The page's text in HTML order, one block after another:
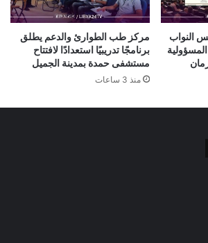
النواب
مركز طب الطوارئ والدعم يطلق
برنامجًا تدريبيًا استعدادًا لافتتاح
مستشفى حمدة بمدينة الجميل
منذ 3 ساعات